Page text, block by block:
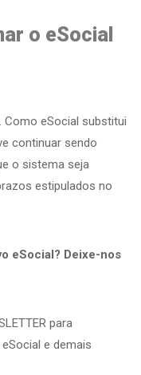
o eSocial
Como eSocial substitui
continuar sendo
o sistema seja
estipulados no
eSocial? Deixe-nos
para
e demais